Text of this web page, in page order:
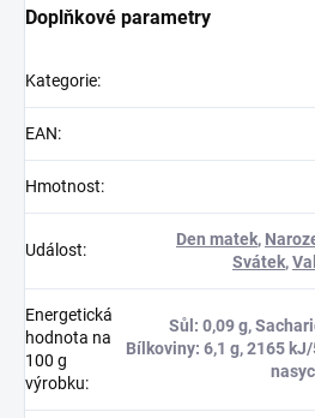
Doplňkové parametry
Kategorie:
EAN:
Hmotnost:
Událost:
Den matek,
Svátek,
Energetická
hodnota na
100 g
výrobku:
Sůl: 0,09 g,
Bílkoviny: 6,1 g, 2165